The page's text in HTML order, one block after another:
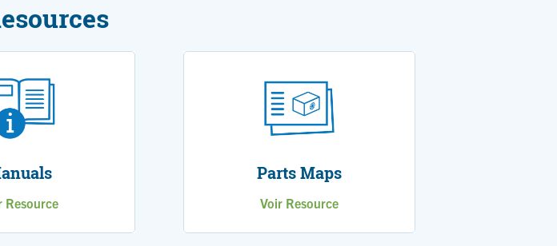
Resource
Parts Maps
Voir Resource